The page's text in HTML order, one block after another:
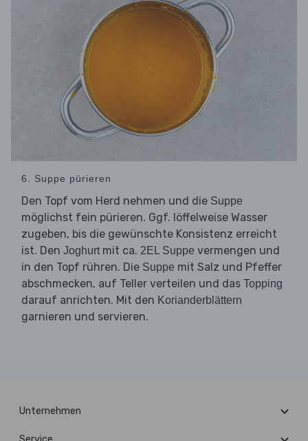
6. Suppe pürieren
Den Topf vom Herd nehmen und die Suppe
möglichst fein pürieren. Ggf. löffelweise Wasser
zugeben, bis die gewünschte Konsistenz erreicht
ist. Den Joghurtmit ca. 2EL Suppe vermengen und
in den Topf rühren. Die Suppe mit Salz und Pfeffer
abschmecken, auf Teller verteilen und das Topping
darauf anrichten. Mit den Korianderblättern
garnieren und servieren.
Unternehmen